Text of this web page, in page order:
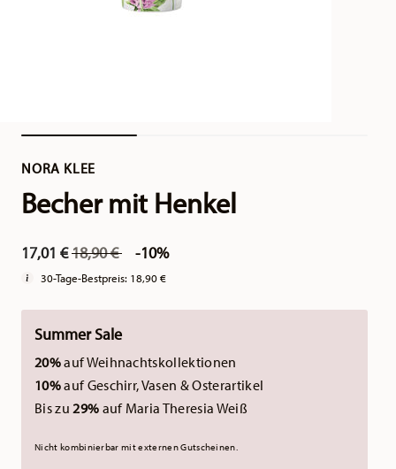
NORA KLEE
Becher mit Henkel
17,01 €Price reduced from
18,90 €to -10%
30-Tage-Bestpreis: 18,90 €
Summer Sale
20%auf Weihnachtskollektionen
10%auf Geschirr, Vasen & Osterartikel
Bis zu29% auf Maria Theresia Weiß
Nicht kombinierbar mit externen Gutscheinen.